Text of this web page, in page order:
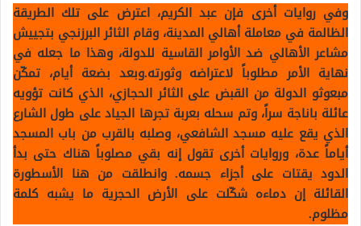
وفي روايات أخرى فإن عبد الكريم، اعترض على تلك الطريقة
الظالمة في معاملة أهالي المدينة، وقام الثائر البرزنجي بتجييش
مشاعر الأهالي ضد الأوامر القاسية للدولة، وهذا ما جعله في
نهاية الأمر مطلوباً لاعتراضه وثورته.وبعد بضعة أيام، تمكّن
مبعوثو الدولة من القبض على الثائر الحجازي، الذي كانت تؤويه
عائلة باناجة سراً، وتم سحله بعربة تجرها الجياد على طول الشارع
الذي يقع عليه مسجد الشافعي، وصلبه بالقرب من باب المسجد
أياماً عدة، وروايات أخرى تقول إنه بقي مصلوباً هناك حتى بدأ
الدود يقتات على أجزاء جسمه. وانطلقت من هنا الأسطورة
القائلة إن دماءه شكّلت على الأرض الحجرية ما يشبه كلمة
مظلوم.